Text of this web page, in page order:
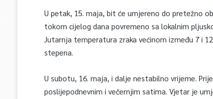
U petak, 15. maja, bit će umjereno do pretežno
tokom cijelog dana povremeno sa lokalnim
Jutarnja temperatura zraka većinom između 7 i
stepena.
U subotu, 16. maja, i dalje nestabilno vrijeme.
poslijepodnevnim i večernjim satima. Vjetar je